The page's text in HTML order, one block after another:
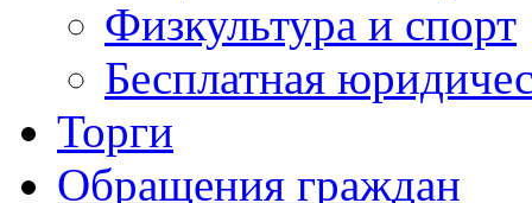
Физкультура и спорт
Бесплатная
Торги
Обращения граждан